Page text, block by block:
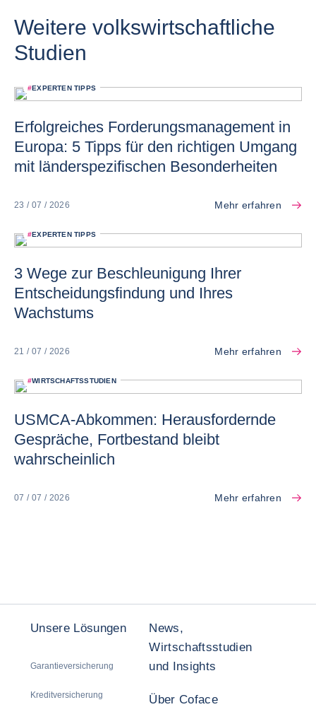
Weitere volkswirtschaftliche
Studien
#EXPERTEN TIPPS
Erfolgreiches Forderungsmanagement in
Europa: 5 Tipps für den richtigen Umgang
mit länderspezifischen Besonderheiten
23 / 07 / 2026 Mehr erfahren
#EXPERTEN TIPPS
3 Wege zur Beschleunigung Ihrer
Entscheidungsfindung und Ihres
Wachstums
21 / 07 / 2026 Mehr erfahren
#WIRTSCHAFTSSTUDIEN
USMCA-Abkommen: Herausfordernde
Gespräche, Fortbestand bleibt
wahrscheinlich
07 / 07 / 2026 Mehr erfahren
Unsere Lösungen
Garantieversicherung
Kreditversicherung
News,
Wirtschaftsstudien
und Insights
Über Coface